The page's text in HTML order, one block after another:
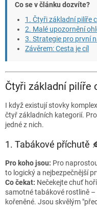
Co se v článku dozvíte?
1. Čtyři základní pilíře
2. Malé upozornění
3. Strategie pro první
Závěrem: Cesta je cíl
Čtyři základní pilíře
I když existují stovky
čtyř základních kategorií.
jedné z nich.
1. Tabákové příchutě
Pro koho jsou: Pro
to logický a nejbezpečnější
Co čekat: Nečekejte chuť
samotné tabákové rostlině
kořeněné. Jsou skvělým